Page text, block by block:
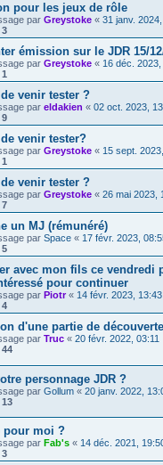
pour les jeux de rôle
par Greystoke « 31 janv.
3
émission sur le JDR 15/
par Greystoke « 16 déc.
1
venir tester ?
par eldakien « 02 oct. 2023,
9
venir tester?
par Greystoke « 15 sept.
1
venir tester ?
par Greystoke « 26 mai 2023,
7
un MJ (rémunéré)
par Space « 17 févr. 2023,
5
avec mon fils ce vendredi
pour continuer
par Piotr« 14 févr. 2023, 13:43
4
d'une partie de
par Truc « 20 févr. 2022, 03:11
44
personnage JDR ?
par Gollum « 20 janv. 2022,
13
pour moi ?
par Fab's « 14 déc. 2021,
3